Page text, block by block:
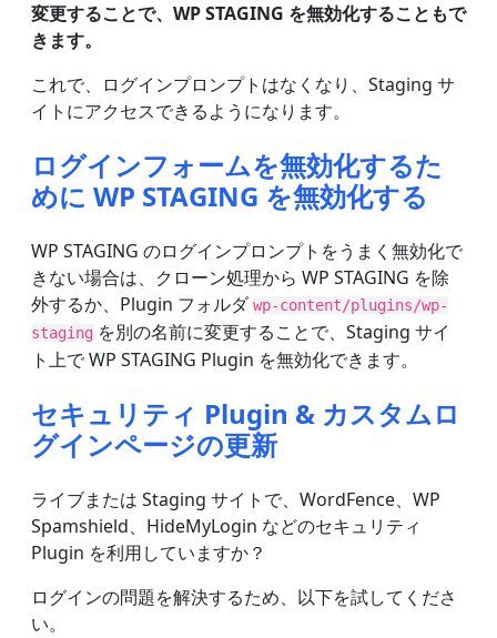
変更することで、WP STAGING を無効化することもで
きます。
これで、ログインプロンプトはなくなり、Staging サ
イトにアクセスできるようになります。
ログインフォームを無効化するた
めに WP STAGING を無効化する
WP STAGING のログインプロンプトをうまく無効化で
きない場合は、クローン処理から WP STAGING を除
外するか、Plugin フォルダwp-content/plugins/wp-
staging を別の名前に変更することで、Staging サイ
ト上で WP STAGING Plugin を無効化できます。
セキュリティ Plugin & カスタムロ
グインページの更新
ライブまたは Staging サイトで、WordFence、WP
Spamshield、HideMyLogin などのセキュリティ
Plugin を利用していますか？
ログインの問題を解決するため、以下を試してくださ
い。